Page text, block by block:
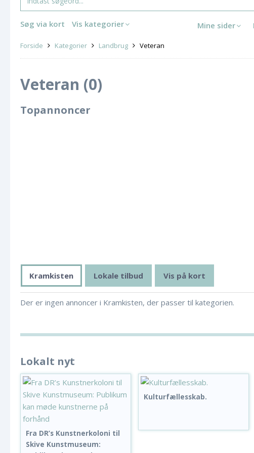
Mine sider
Søg via kort Vis kategorier
Forside Kategorier Landbrug Veteran
Veteran (0)
Topannoncer
Kramkisten Lokale tilbud Vis på kort
Der er ingen annoncer i Kramkisten, der passer til kategorien.
Lokalt nyt
Fra DR’s Kunstnerkoloni til
Skive Kunstmuseum:
Kulturfællesskab.